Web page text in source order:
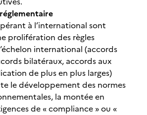
à l’international sont
prolifération des règles
international (accords
bilatéraux, accords aux
de plus en plus larges)
le développement des normes
la montée en
de « compliance » ou «